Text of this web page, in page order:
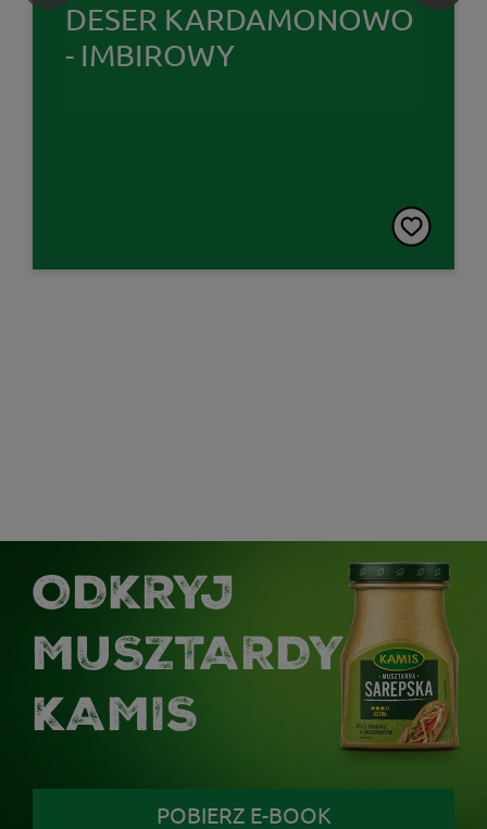
DESER KARDAMONOWO
- IMBIROWY
ODKRYJ
MUSZTARDY
KAMIS
POBIERZ E-BOOK